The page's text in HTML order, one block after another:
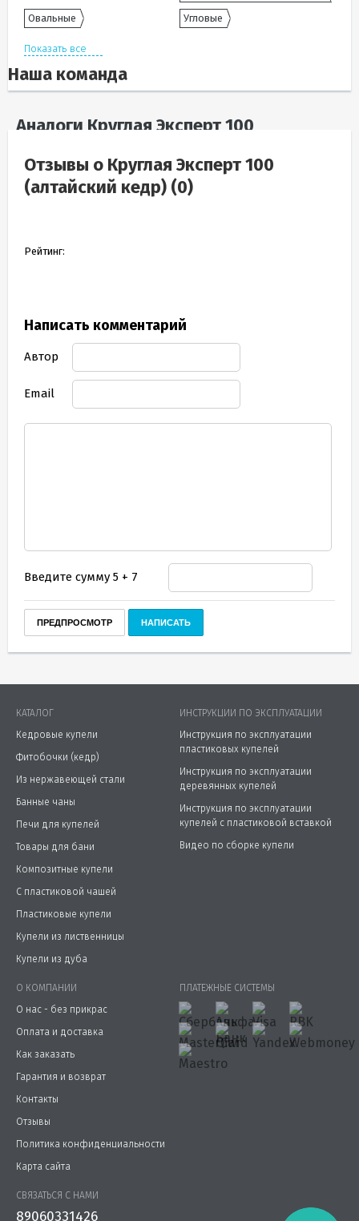
Овальные Угловые
Показать все
Аналоги Круглая Эксперт 100
Наша команда
Отзывы о Круглая Эксперт 100
(алтайский кедр) (0)
Рейтинг:
Написать комментарий
Автор
Email
Введите сумму 5 + 7
КАТАЛОГ
Кедровые купели
Фитобочки (кедр)
Из нержавеющей стали
Банные чаны
Печи для купелей
Товары для бани
Композитные купели
С пластиковой чашей
Пластиковые купели
Купели из лиственницы
Купели из дуба
ИНСТРУКЦИИ ПО ЭКСПЛУАТАЦИИ
Инструкция по эксплуатации
пластиковых купелей
Инструкция по эксплуатации
деревянных купелей
Инструкция по эксплуатации
купелей с пластиковой вставкой
Видео по сборке купели
О КОМПАНИИ
О нас - без прикрас
Оплата и доставка
Как заказать
Гарантия и возврат
Контакты
Отзывы
Политика конфиденциальности
Карта сайта
ПЛАТЕЖНЫЕ СИСТЕМЫ
СВЯЗАТЬСЯ С НАМИ
89060331426